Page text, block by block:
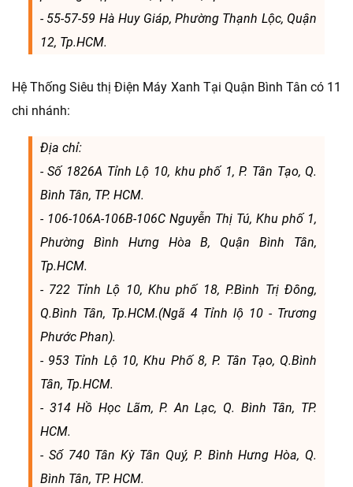
- 55-57-59 Hà Huy Giáp, Phường Thạnh Lộc, Quận
12, Tp.HCM.
Hệ Thống Siêu thị Điện Máy Xanh Tại Quận Bình Tân có 11
chi nhánh:
Địa chỉ:
- Số 1826A Tỉnh Lộ 10, khu phố 1, P. Tân Tạo, Q.
Bình Tân, TP. HCM.
- 106-106A-106B-106C Nguyễn Thị Tú, Khu phố 1,
Phường Bình Hưng Hòa B, Quận Bình Tân,
Tp.HCM.
- 722 Tỉnh Lộ 10, Khu phố 18, P.Bình Trị Đông,
Q.Bình Tân, Tp.HCM.(Ngã 4 Tỉnh lộ 10 - Trương
Phước Phan).
- 953 Tỉnh Lộ 10, Khu Phố 8, P. Tân Tạo, Q.Bình
Tân, Tp.HCM.
- 314 Hồ Học Lãm, P. An Lạc, Q. Bình Tân, TP.
HCM.
- Số 740 Tân Kỳ Tân Quý, P. Bình Hưng Hòa, Q.
Bình Tân, TP. HCM.